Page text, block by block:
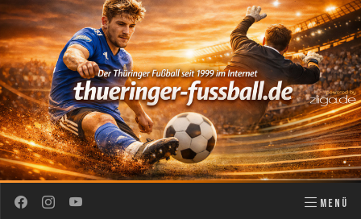
MENÜ